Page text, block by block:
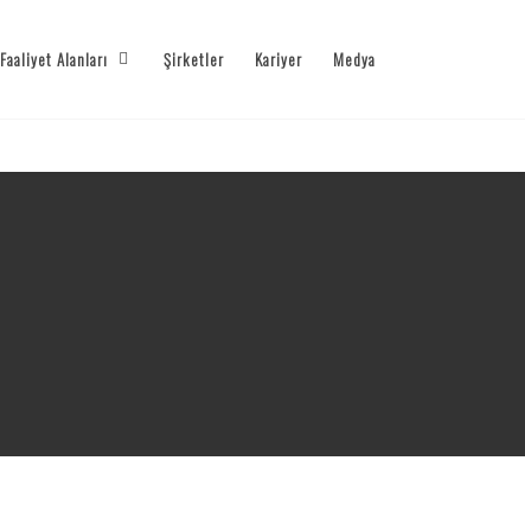
Faaliyet Alanları Şirketler Kariyer Medya